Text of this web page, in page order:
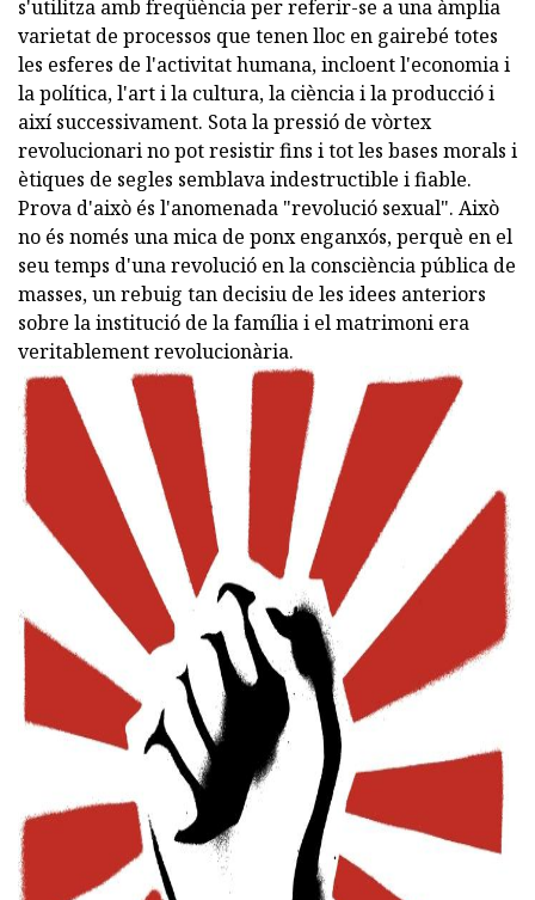
s'utilitza amb freqüència per referir-se a una àmplia
varietat de processos que tenen lloc en gairebé totes
les esferes de l'activitat humana, incloent l'economia i
la política, l'art i la cultura, la ciència i la producció i
així successivament. Sota la pressió de vòrtex
revolucionari no pot resistir fins i tot les bases morals i
ètiques de segles semblava indestructible i fiable.
Prova d'això és l'anomenada "revolució sexual". Això
no és només una mica de ponx enganxós, perquè en el
seu temps d'una revolució en la consciència pública de
masses, un rebuig tan decisiu de les idees anteriors
sobre la institució de la família i el matrimoni era
veritablement revolucionària.